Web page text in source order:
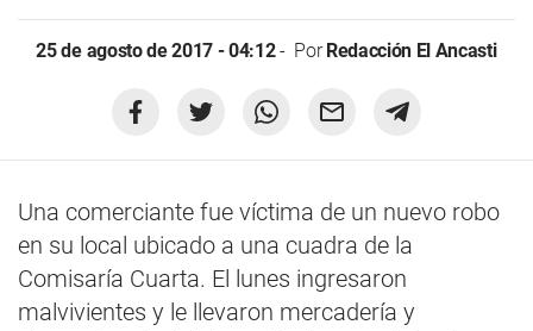
25 de agosto de 2017 - 04:12 PorRedacción El Ancasti
Una comerciante fue víctima de un nuevo robo
en su local ubicado a una cuadra de la
Comisaría Cuarta. El lunes ingresaron
malvivientes y le llevaron mercadería y